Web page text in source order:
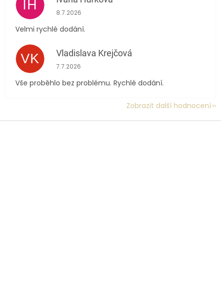
IH Hodnocení obchodu je 5 z 5 hvězdiček.
8.7.2026
Velmi rychlé dodání.
VK Vladislava Krejčová
Hodnocení obchodu je 5 z 5 hvězdiček.
7.7.2026
Vše proběhlo bez problému. Rychlé dodání.
Zobrazit další hodnocení